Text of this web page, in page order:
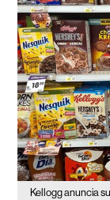
Kellogg anuncia